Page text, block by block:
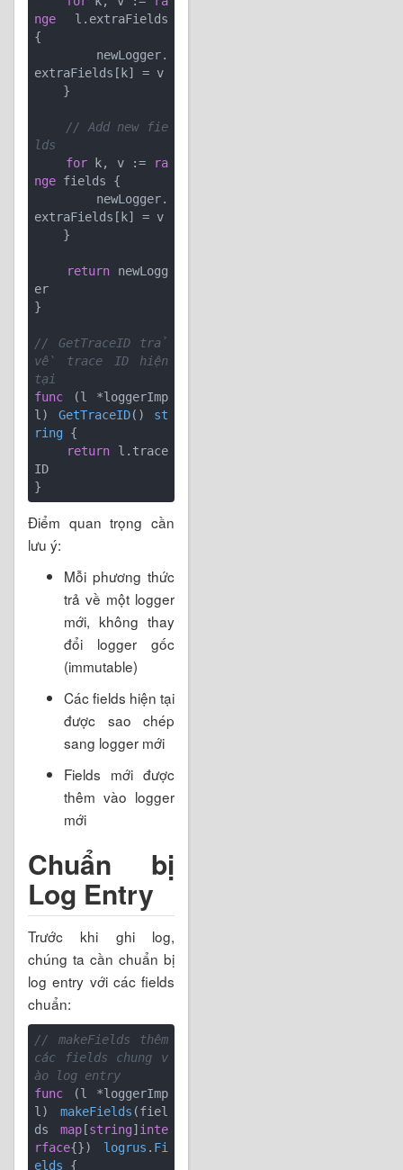
nge l.extraFields
{
extraFields[k] = v
// Add new fie
lds
for k, v :=
ra
nge fields {
extraFields[k] = v
return newLogg
er
}
// GetTraceID trả
về trace ID hiện
tại
func
(l *loggerImp
l)
GetTraceID()
st
ring {
return l.trace
ID
Điểm quan trọng cần
lưu ý:
Mỗi phương thức
trả về một logger
mới, không thay
đổi logger gốc
(immutable)
Các fields hiện tại
được sao chép
sang logger mới
Fields mới được
thêm vào logger
mới
Chuẩn bị
Log Entry
Trước khi ghi log,
chúng ta cần chuẩn bị
log entry với các fields
chuẩn:
// makeFields thêm
các fields chung v
ào log entry
func
(l *loggerImp
l)
makeFields (fiel
ds map[string] inte
rface{}) logrus . Fi
elds {